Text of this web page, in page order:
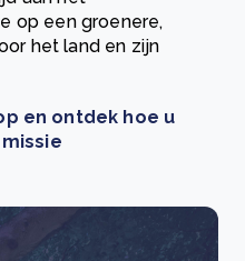
op een groenere,
het land en zijn
en ontdek hoe u